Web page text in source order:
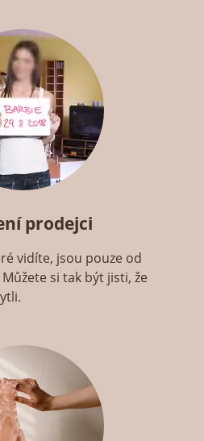
prodejci
vidíte, jsou pouze od
Můžete si tak být jisti, že